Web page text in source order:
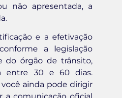
não apresentada, a
e a efetivação
a legislação
do órgão de trânsito,
entre 30 e 60 dias.
ainda pode dirigir